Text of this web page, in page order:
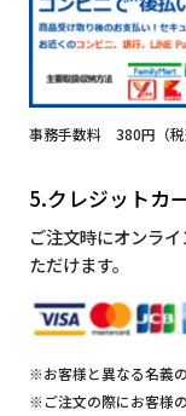
事務手数料 380円（税
5.クレジットカ
ご注文時にオンラ
ただけます。
※お客様と異なる名義
※ご注文の際にお客様